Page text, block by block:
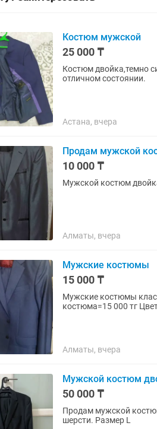
Костюм мужской
25 000 ₸
Костюм двойка,темно
отличном состоянии.
Астана, вчера
Продам мужской
10 000 ₸
Мужской костюм
Алматы, вчера
Мужские костюмы
15 000 ₸
Мужские костюмы
Алматы, вчера
Мужской костюм
50 000 ₸
Продам мужской
шерсти. Размер L